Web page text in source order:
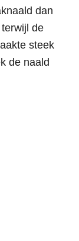
dan
de
steek
de naald